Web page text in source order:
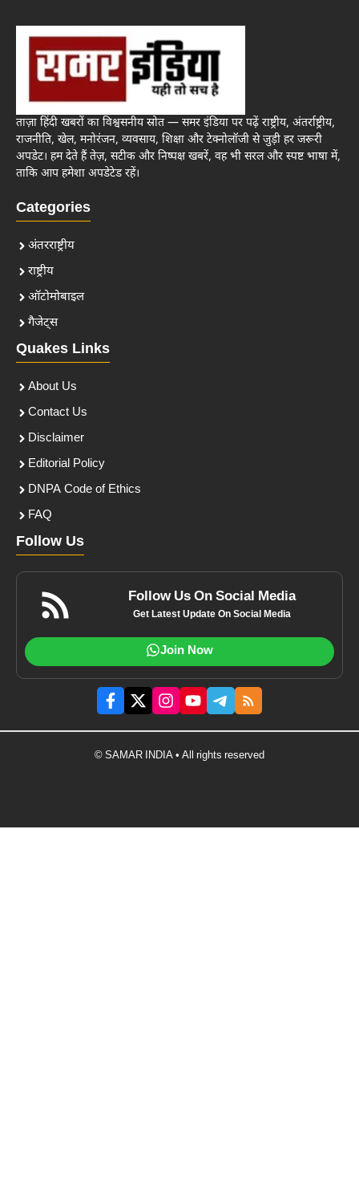
ताज़ा हिंदी खबरों का विश्वसनीय स्रोत — समर इंडिया पर पढ़ें राष्ट्रीय, अंतर्राष्ट्रीय,
राजनीति, खेल, मनोरंजन, व्यवसाय, शिक्षा और टेक्नोलॉजी से जुड़ी हर जरूरी
अपडेट। हम देते हैं तेज़, सटीक और निष्पक्ष खबरें, वह भी सरल और स्पष्ट भाषा में,
ताकि आप हमेशा अपडेटेड रहें।
Categories
अंतरराष्ट्रीय
राष्ट्रीय
ऑटोमोबाइल
गैजेट्स
Quakes Links
About Us
Contact Us
Disclaimer
Editorial Policy
DNPA Code of Ethics
FAQ
Follow Us
Follow Us On Social Media
Get Latest Update On Social Media
Join Now
© SAMAR INDIA • All rights reserved